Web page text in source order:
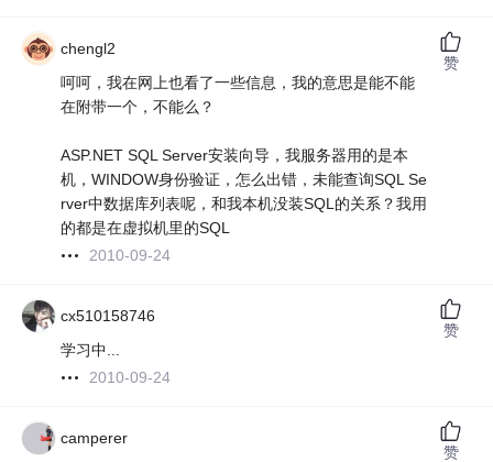
chengl2
呵呵，我在网上也看了一些信息，我的意思是能不能
在附带一个，不能么？
ASP.NET SQL Server安装向导，我服务器用的是本
机，WINDOW身份验证，怎么出错，未能查询SQL Se
rver中数据库列表呢，和我本机没装SQL的关系？我用
的都是在虚拟机里的SQL
2010-09-24
赞
cx510158746
学习中...
2010-09-24
赞
camperer
赞